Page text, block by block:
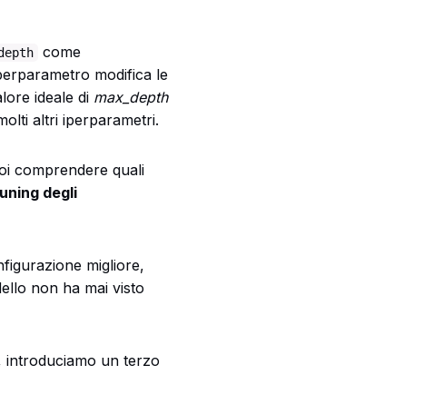
come
modifica le
ideale di max_depth
altri iperparametri.
comprendere quali
degli
migliore,
non ha mai visto
introduciamo un terzo